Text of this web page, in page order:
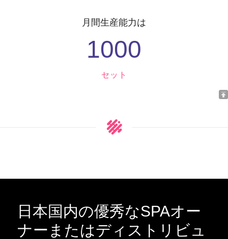
月間生産能力は
1000
セット
日本国内の優秀なSPAオー
ナーまたはディストリビュ